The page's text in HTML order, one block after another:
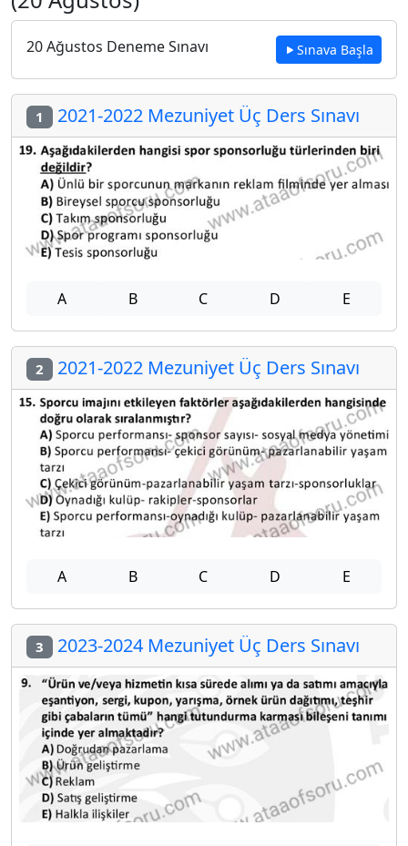
20 Ağustos Deneme Sınavı Sınava Başla
1 2021-2022 Mezuniyet Üç Ders Sınavı
A B C D E
2 2021-2022 Mezuniyet Üç Ders Sınavı
A B C D E
3 2023-2024 Mezuniyet Üç Ders Sınavı